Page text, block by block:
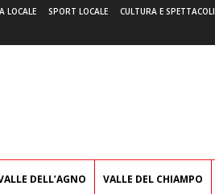
LOCALE SPORT LOCALE CULTURA E SPETTACOLI
DELL’AGNO VALLE DEL CHIAMPO